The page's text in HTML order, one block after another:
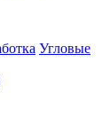
Угловые